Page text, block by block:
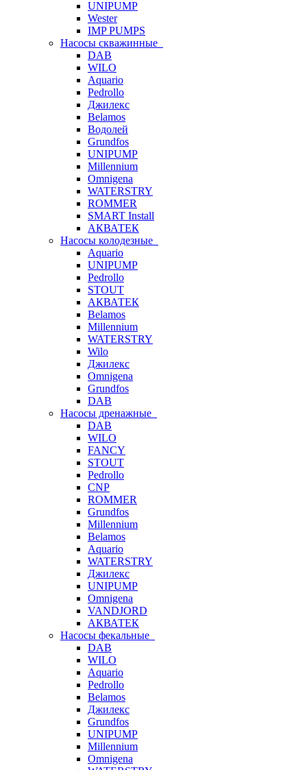
UNIPUMP
Wester
IMP PUMPS
Насосы скважинные
DAB
WILO
Aquario
Pedrollo
Джилекс
Belamos
Водолей
Grundfos
UNIPUMP
Millennium
Omnigena
WATERSTRY
ROMMER
SMART Install
АКВАТЕК
Насосы колодезные
Aquario
UNIPUMP
Pedrollo
STOUT
АКВАТЕК
Belamos
Millennium
WATERSTRY
Wilo
Джилекс
Omnigena
Grundfos
DAB
Насосы дренажные
DAB
WILO
FANCY
STOUT
Pedrollo
CNP
ROMMER
Grundfos
Millennium
Belamos
Aquario
WATERSTRY
Джилекс
UNIPUMP
Omnigena
VANDJORD
АКВАТЕК
Насосы фекальные
DAB
WILO
Aquario
Pedrollo
Belamos
Джилекс
Grundfos
UNIPUMP
Millennium
Omnigena